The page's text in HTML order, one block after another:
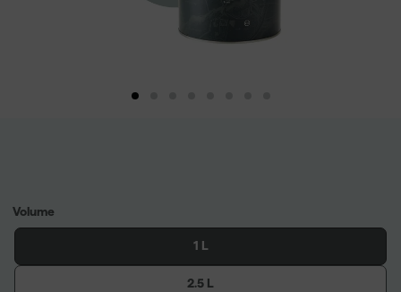
Volume
1 L
2.5 L